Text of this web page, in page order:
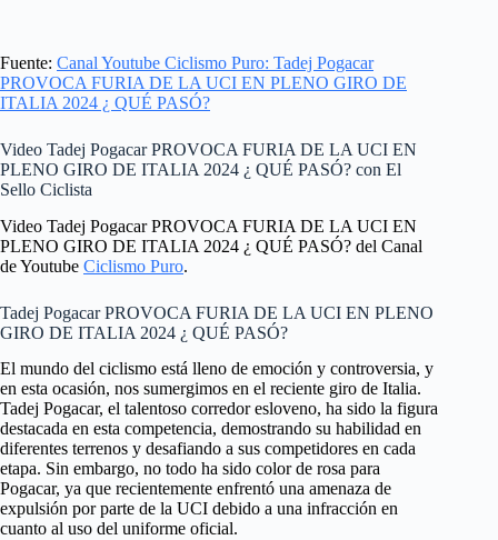
Fuente: Canal Youtube Ciclismo Puro: Tadej Pogacar
PROVOCA FURIA DE LA UCI EN PLENO GIRO DE
ITALIA 2024 ¿ QUÉ PASÓ?
Video Tadej Pogacar PROVOCA FURIA DE LA UCI EN
PLENO GIRO DE ITALIA 2024 ¿ QUÉ PASÓ? con El
Sello Ciclista
Video Tadej Pogacar PROVOCA FURIA DE LA UCI EN
PLENO GIRO DE ITALIA 2024 ¿ QUÉ PASÓ? del Canal
de Youtube Ciclismo Puro.
Tadej Pogacar PROVOCA FURIA DE LA UCI EN PLENO
GIRO DE ITALIA 2024 ¿ QUÉ PASÓ?
El mundo del ciclismo está lleno de emoción y controversia, y
en esta ocasión, nos sumergimos en el reciente giro de Italia.
Tadej Pogacar, el talentoso corredor esloveno, ha sido la figura
destacada en esta competencia, demostrando su habilidad en
diferentes terrenos y desafiando a sus competidores en cada
etapa. Sin embargo, no todo ha sido color de rosa para
Pogacar, ya que recientemente enfrentó una amenaza de
expulsión por parte de la UCI debido a una infracción en
cuanto al uso del uniforme oficial.